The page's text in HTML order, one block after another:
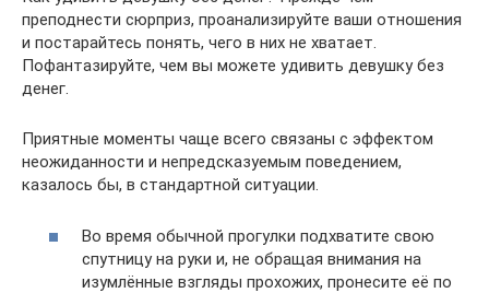
преподнести сюрприз, проанализируйте ваши отношения
и постарайтесь понять, чего в них не хватает.
Пофантазируйте, чем вы можете удивить девушку без
денег.
Приятные моменты чаще всего связаны с эффектом
неожиданности и непредсказуемым поведением,
казалось бы, в стандартной ситуации.
Во время обычной прогулки подхватите свою
спутницу на руки и, не обращая внимания на
изумлённые взгляды прохожих, пронесите её по